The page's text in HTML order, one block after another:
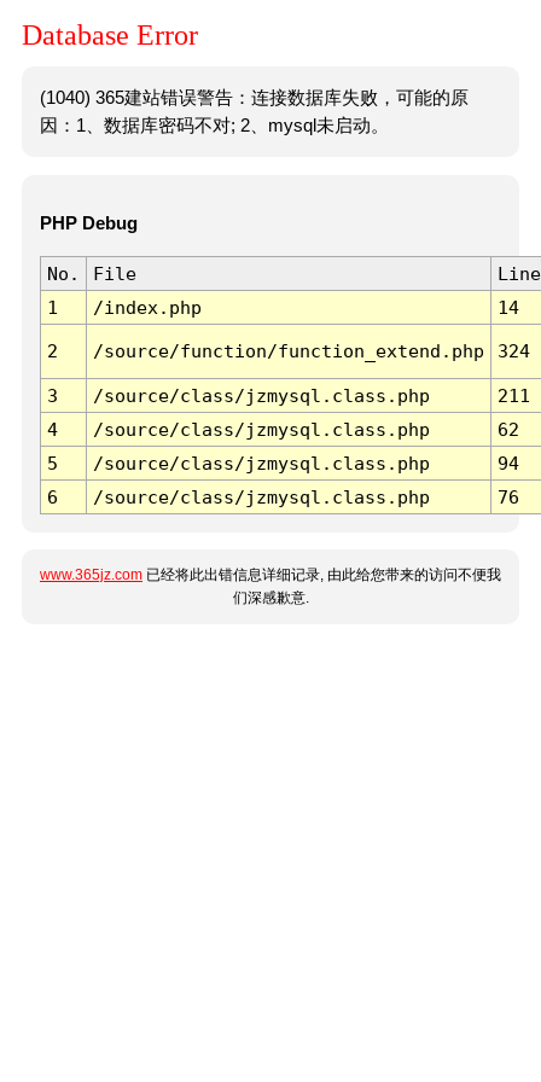
Database Error
(1040) 365建站错误警告：连接数据库失败，可能的原
因：1、数据库密码不对; 2、mysql未启动。
PHP Debug
No. File
Line
1
/index.php 14
2 /source/function/function_extend.php 324
3 /source/class/jzmysql.class.php
211
4
/source/class/jzmysql.class.php
62
5
/source/class/jzmysql.class.php
94
6
/source/class/jzmysql.class.php 76
www.365jz.com 已经将此出错信息详细记录, 由此给您带来的访问不便我
们深感歉意.